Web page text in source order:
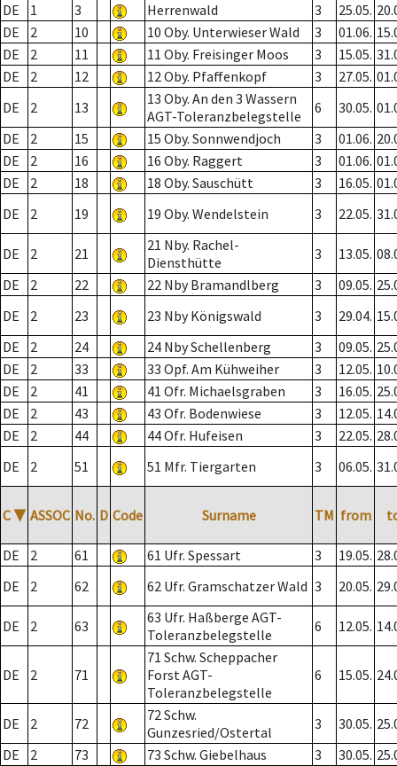
DE
1 3 Herrenwald 3 25.05.
DE
2 10 10 Oby. Unterwieser Wald 3 01.06.
DE
2 11 11 Oby. Freisinger Moos 3 15.05.
DE
2 12 12 Oby. Pfaffenkopf 3 27.05.
DE
2 13
13 Oby. An den 3 Wassern
AGT-Toleranzbelegstelle
6 30.05.
DE
2 15 15 Oby. Sonnwendjoch 3 01.06.
DE
2 16 16 Oby. Raggert 3 01.06.
DE
2 18 18 Oby. Sauschütt 3 16.05.
DE
2 19 19 Oby. Wendelstein 3 22.05.
DE 2 21
21 Nby. Rachel-
Diensthütte
3 13.05.
DE
2 22 22 Nby Bramandlberg 3 09.05.
DE
2 23 23 Nby Königswald 3 29.04.
DE
2 24 24 Nby Schellenberg 3 09.05.
DE
2 33 33 Opf. Am Kühweiher 3 12.05.
DE
2 41 41 Ofr. Michaelsgraben 3 16.05.
DE
2 43 43 Ofr. Bodenwiese 3 12.05.
DE
2 44 44 Ofr. Hufeisen 3 22.05.
DE
2 51 51 Mfr. Tiergarten 3 06.05.
C ▼ ASSOC No. D Code Surname TM from
DE 2 61 61 Ufr. Spessart 3 19.05.
DE
2 62 62 Ufr. Gramschatzer Wald 3 20.05.
DE 2 63
63 Ufr. Haßberge AGT-
Toleranzbelegstelle
6 12.05.
DE 2 71
71 Schw. Scheppacher
Forst AGT-
Toleranzbelegstelle
6 15.05.
DE 2 72
72 Schw.
Gunzesried/Ostertal
3 30.05.
DE
2 73 73 Schw. Giebelhaus 3 30.05.